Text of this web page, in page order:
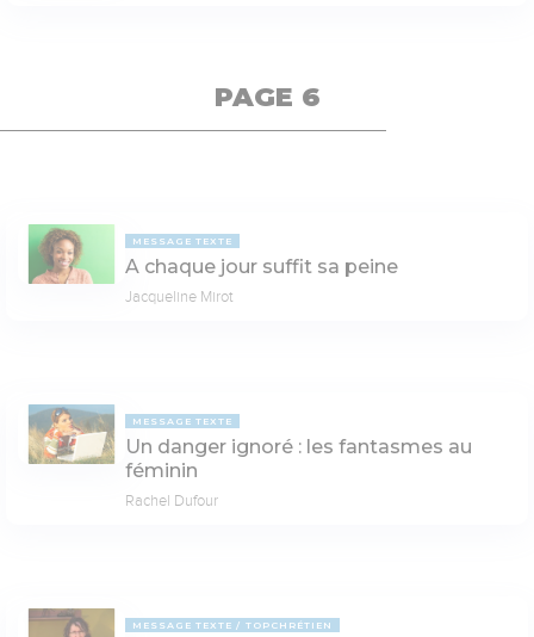
PAGE 6
MESSAGE TEXTE
A chaque jour suffit sa peine
Jacqueline Mirot
MESSAGE TEXTE
Un danger ignoré : les fantasmes au
féminin
Rachel Dufour
MESSAGE TEXTE TOPCHRÉTIEN